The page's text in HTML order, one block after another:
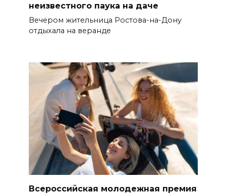
неизвестного паука на даче
Вечером жительница Ростова-на-Дону
отдыхала на веранде
Всероссийская молодежная премия